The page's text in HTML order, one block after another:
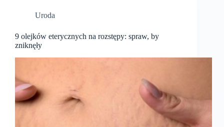
Uroda
9 olejków eterycznych na rozstępy: spraw, by
zniknęły